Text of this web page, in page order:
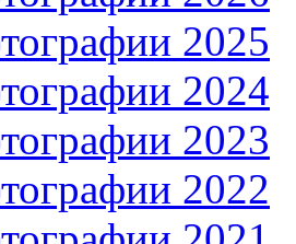
2025
2024
2023
2022